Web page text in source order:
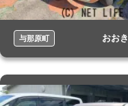
与那原町 おおき